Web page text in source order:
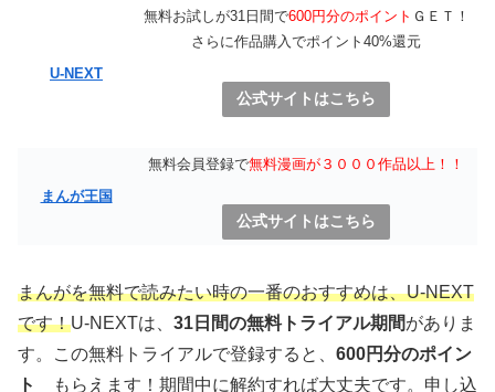
U-NEXT
無料お試しが31日間で600円分のポイント ＧＥＴ！
さらに作品購入でポイント40%還元
公式サイトはこちら
まんが王国
無料会員登録で無料漫画が３０００作品以上！！
公式サイトはこちら
まんがを無料で読みたい時の一番のおすすめは、U-NEXT
です！U-NEXTは、 31日間の無料トライアル期間がありま
す。この無料トライアルで登録すると、 600円分のポイン
ト
もらえます！期間中に解約すれば大丈夫です。申し込